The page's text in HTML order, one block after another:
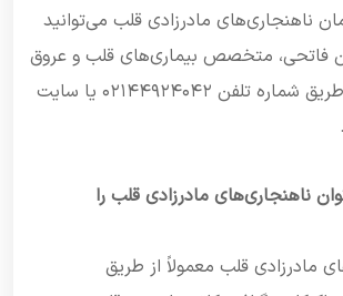
ناهنجاری‌های مادرزادی قلب می‌توانید
فاتحی، متخصص بیماری‌های قلب و عروق
در غرب تهران، از طریق شماره تلفن ۰۲۱۴۴۹۲۴۰۴۲ یا سایت
ناهنجاری‌های مادرزادی قلب را
مادرزادی قلب معمولاً از طریق